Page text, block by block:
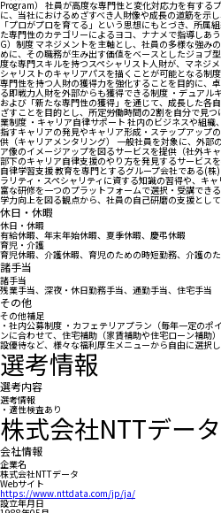
Program） 社員が高度な専門性と変化対応力を有する
に、当社におけるめざすべき人財像や成長の道筋を示
「プロがプロを育てる」という思想にもとづき、所属
た専門性のカテゴリーによるヨコ、ナナメで指導しあ
G）制度 マネジメントを主軸とし、社員の多様な強み
めに、その職務が生み出す価値をベースとしたジョブ
度な専門スキルを持つスペシャリスト人財が、マネジ
シャリストのキャリアパスを描くことが可能となる制
専門性を持つ人財の獲得力を強化することを目的に、
る即戦力人財を外部からも獲得できる制度 ・デュアル
および「新たな専門性の獲得」を通じて、成長した各
ざすことを目的とし、所定労働時間の2割を自分で見
業制度 ・キャリア自律サポート 社内のビジネスや組
指すキャリアの発見やキャリア形成・ステップアップ
供（キャリアメンタリング） 一般社員を対象に、外部
ア像のイメージアップを図るサービスを提供（社外キ
部下のキャリア自律支援のやり方を発見するサービス
自律学習支援 教育を専門とするグループ会社である(
ラリティ・スペシャリティに資する知識の習得や、キ
富な研修を一つのプラットフォームで選択・受講でき
学力向上を図る観点から、社員の自己研磨の支援とし
休日・休暇
休日・休暇
有給休暇、年末年始休暇、夏季休暇、慶弔休暇
育児・介護
育児休暇、介護休暇、育児のための時短勤務、介護の
諸手当
諸手当
残業手当、深夜・休日勤務手当、通勤手当、住宅手当
その他
その他補足
・社内公募制度 ・カフェテリアプラン（毎年一定の
ンに合わせて、住宅補助（家賃補助や住宅ローン補助
設優待など、様々な福利厚生メニューから自由に選択し
選考情報
選考内容
選考情報
・適性検査あり
株式会社NTTデー
会社情報
企業名
株式会社NTTデータ
Webサイト
https://www.nttdata.com/jp/ja/
設立年月日